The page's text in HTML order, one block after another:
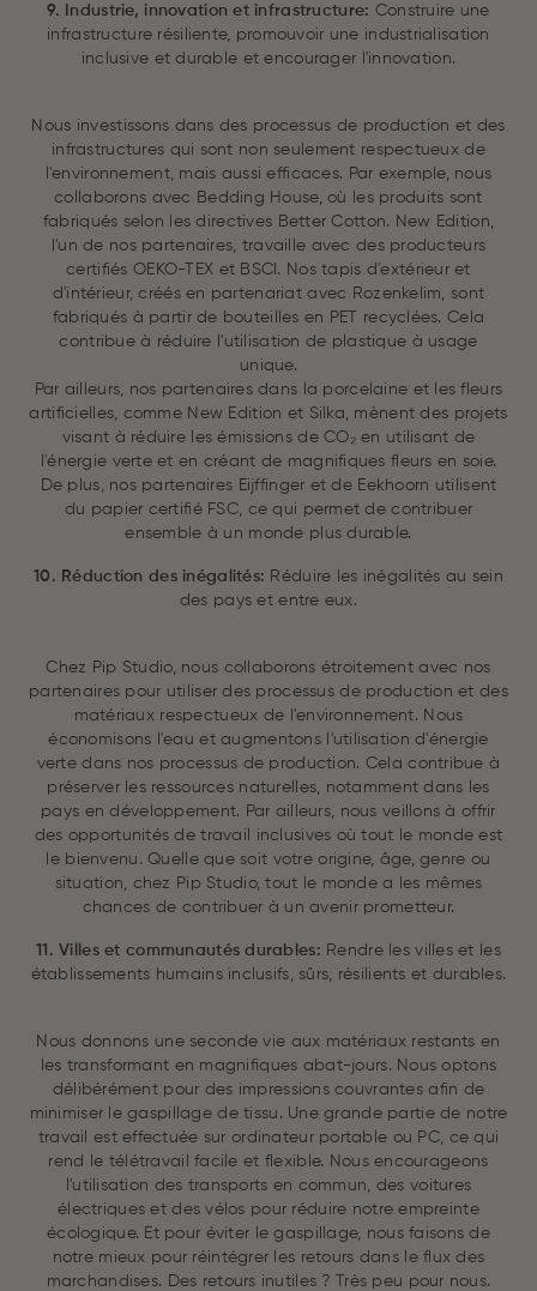
9. Industrie, innovation et infrastructure: Construire une
infrastructure résiliente, promouvoir une industrialisation
inclusive et durable et encourager l'innovation.
Nous investissons dans des processus de production et des
infrastructures qui sont non seulement respectueux de
l'environnement, mais aussi efficaces. Par exemple, nous
collaborons avec Bedding House, où les produits sont
fabriqués selon les directives Better Cotton. New Edition,
l'un de nos partenaires, travaille avec des producteurs
certifiés OEKO-TEX et BSCI. Nos tapis d'extérieur et
d'intérieur, créés en partenariat avec Rozenkelim, sont
fabriqués à partir de bouteilles en PET recyclées. Cela
contribue à réduire l'utilisation de plastique à usage
unique.
Par ailleurs, nos partenaires dans la porcelaine et les fleurs
artificielles, comme New Edition et Silka, mènent des projets
visant à réduire les émissions de CO₂ en utilisant de
l'énergie verte et en créant de magnifiques fleurs en soie.
De plus, nos partenaires Eijffinger et de Eekhoorn utilisent
du papier certifié FSC, ce qui permet de contribuer
ensemble à un monde plus durable.
10. Réduction des inégalités: Réduire les inégalités au sein
des pays et entre eux.
Chez Pip Studio, nous collaborons étroitement avec nos
partenaires pour utiliser des processus de production et des
matériaux respectueux de l'environnement. Nous
économisons l'eau et augmentons l'utilisation d'énergie
verte dans nos processus de production. Cela contribue à
préserver les ressources naturelles, notamment dans les
pays en développement. Par ailleurs, nous veillons à offrir
des opportunités de travail inclusives où tout le monde est
le bienvenu. Quelle que soit votre origine, âge, genre ou
situation, chez Pip Studio, tout le monde a les mêmes
chances de contribuer à un avenir prometteur.
11. Villes et communautés durables: Rendre les villes et les
établissements humains inclusifs, sûrs, résilients et durables.
Nous donnons une seconde vie aux matériaux restants en
les transformant en magnifiques abat-jours. Nous optons
délibérément pour des impressions couvrantes afin de
minimiser le gaspillage de tissu. Une grande partie de notre
travail est effectuée sur ordinateur portable ou PC, ce qui
rend le télétravail facile et flexible. Nous encourageons
l'utilisation des transports en commun, des voitures
électriques et des vélos pour réduire notre empreinte
écologique. Et pour éviter le gaspillage, nous faisons de
notre mieux pour réintégrer les retours dans le flux des
marchandises. Des retours inutiles ? Très peu pour nous.